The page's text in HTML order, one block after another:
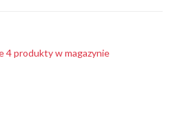
4 produkty w magazynie